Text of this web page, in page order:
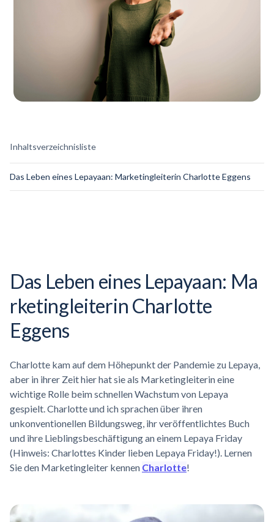
Inhaltsverzeichnisliste
Das Leben eines Lepayaan: Marketingleiterin Charlotte Eggens
Das Leben eines Lepayaan: Ma
rketingleiterin Charlotte
Eggens
Charlotte kam auf dem Höhepunkt der Pandemie zu Lepaya,
aber in ihrer Zeit hier hat sie als Marketingleiterin eine
wichtige Rolle beim schnellen Wachstum von Lepaya
gespielt. Charlotte und ich sprachen über ihren
unkonventionellen Bildungsweg, ihr veröffentlichtes Buch
und ihre Lieblingsbeschäftigung an einem Lepaya Friday
(Hinweis: Charlottes Kinder lieben Lepaya Friday!). Lernen
Sie den Marketingleiter kennen Charlotte!